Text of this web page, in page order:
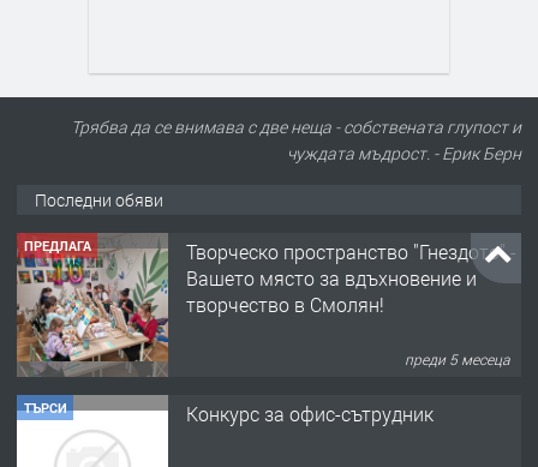
Трябва да се внимава с две неща - собствената глупост и
чуждата мъдрост. - Ерик Берн
Последни обяви
ПРЕДЛАГА
Творческо пространство "Гнездото" -
Вашето място за вдъхновение и
творчество в Смолян!
преди 5 месеца
ТЪРСИ Конкурс за офис-сътрудник